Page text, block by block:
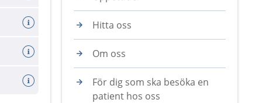
Hitta oss
Om oss
För dig som ska besöka en
patient hos oss